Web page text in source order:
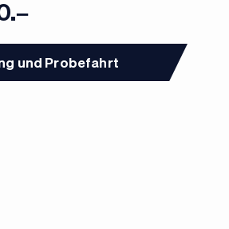
und Probefahrt